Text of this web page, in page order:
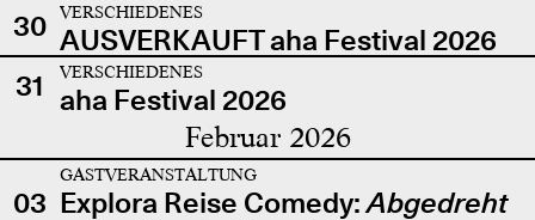
30
VERSCHIEDENES
AUSVERKAUFT aha Festival 2026
31
VERSCHIEDENES
aha Festival 2026
Februar 2026
03
GASTVERANSTALTUNG
Explora Reise Comedy:Abgedreht